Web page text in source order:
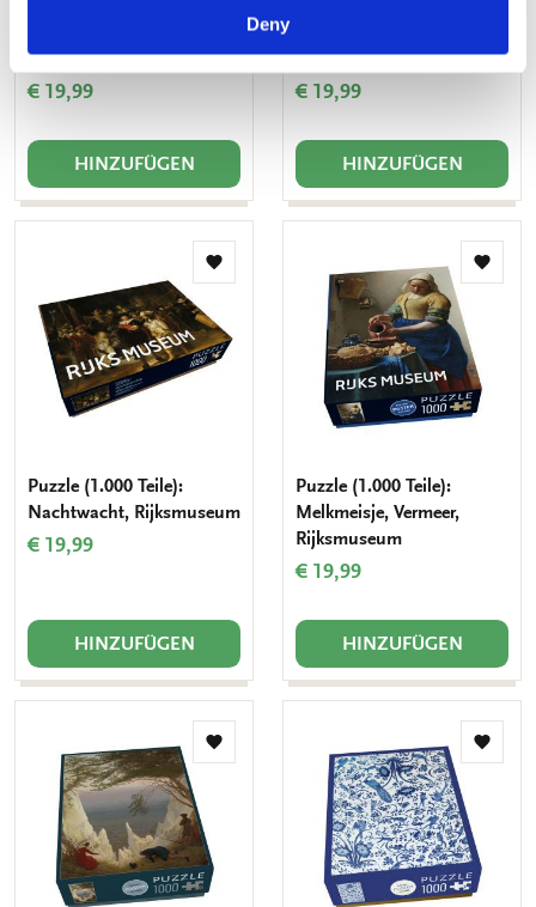
Deny
Stadtansicht, Anton Pieck
€ 19,99
HINZUFÜGEN
Avercamp, Rijksmuseum
€ 19,99
HINZUFÜGEN
Zur
hinzufügen
Puzzle (1.000 Teile):
Nachtwacht, Rijksmuseum
€ 19,99
HINZUFÜGEN
Zur
Puzzle (1.000 Teile):
Melkmeisje, Vermeer,
Rijksmuseum
€ 19,99
HINZUFÜGEN
Zur
Zur